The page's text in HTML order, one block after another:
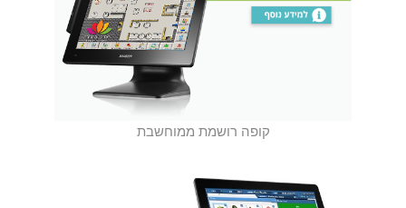
קופה רושמת ממוחשבת